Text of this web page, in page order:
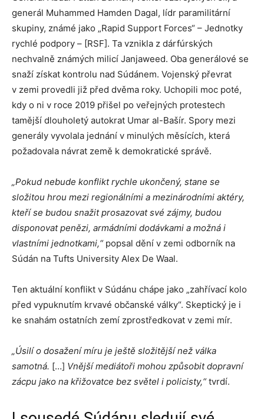
generál Muhammed Hamden Dagal, lídr paramilitární
skupiny, známé jako „Rapid Support Forces“ – Jednotky
rychlé podpory – [RSF]. Ta vznikla z dárfúrských
nechvalně známých milicí Janjaweed. Oba generálové se
snaží získat kontrolu nad Súdánem. Vojenský převrat
v zemi provedli již před dvěma roky. Uchopili moc poté,
kdy o ni v roce 2019 přišel po veřejných protestech
tamější dlouholetý autokrat Umar al-Bašír. Spory mezi
generály vyvolala jednání v minulých měsících, která
požadovala návrat země k demokratické správě.
„Pokud nebude konflikt rychle ukončený, stane se
složitou hrou mezi regionálními a mezinárodními aktéry,
kteří se budou snažit prosazovat své zájmy, budou
disponovat penězi, armádními dodávkami a možná i
vlastními jednotkami,“popsal dění v zemi odborník na
Súdán na Tufts University Alex De Waal.
Ten aktuální konflikt v Súdánu chápe jako „zahřívací kolo
před vypuknutím krvavé občanské války“. Skeptický je i
ke snahám ostatních zemí zprostředkovat v zemi mír.
„Úsilí o dosažení míru je ještě složitější než válka
samotná. […] Vnější mediátoři mohou způsobit dopravní
zácpu jako na křižovatce bez světel i policisty,“tvrdí.